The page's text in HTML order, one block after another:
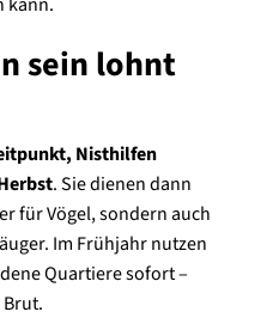
sein lohnt
Nisthilfen
. Sie dienen dann
für Vögel, sondern auch
Im Frühjahr nutzen
Quartiere sofort –